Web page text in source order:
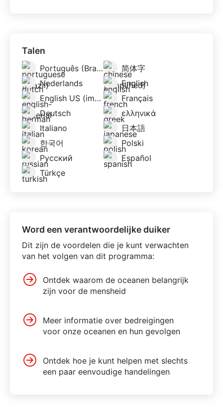
Talen
Português (Brazil)
简体字
Nederlands
English
English US (imperial)
Français
Deutsch
ελληνικά
Italiano
日本語
한국어
Polski
Русский
Español
Türkçe
Word een verantwoordelijke duiker
Dit zijn de voordelen die je kunt verwachten
van het volgen van dit programma:
Ontdek waarom de oceanen belangrijk
zijn voor de mensheid
Meer informatie over bedreigingen
voor onze oceanen en hun gevolgen
Ontdek hoe je kunt helpen met slechts
een paar eenvoudige handelingen